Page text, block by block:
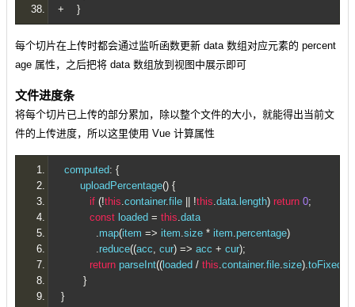
+
}
每个切片在上传时都会通过监听函数更新 data 数组对应元素的 percent
age 属性，之后把将 data 数组放到视图中展示即可
文件进度条
将每个切片已上传的部分累加，除以整个文件的大小，就能得出当前文
件的上传进度，所以这里使用 Vue 计算属性
computed: {
uploadPercentage() {
if (!this.container.file !this.data. length) return 0;
const loaded = this.data
.map(item => item.size * item.percentage)
.reduce((acc, cur) => acc + cur);
return parseInt(( loaded / this.container.file.size).toFixed
}
}